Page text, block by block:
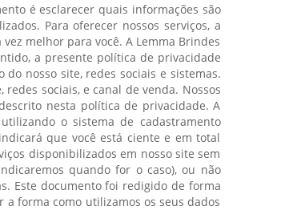
é esclarecer quais informações são
Para oferecer nossos serviços, a
melhor para você. A Lemma Brindes
a presente política de privacidade
nosso site, redes sociais e sistemas.
sociais, e canal de venda. Nossos
nesta política de privacidade. A
o sistema de cadastramento
que você está ciente e em total
disponibilizados em nosso site sem
quando for o caso), ou não
Este documento foi redigido de forma
forma como utilizamos os seus dados